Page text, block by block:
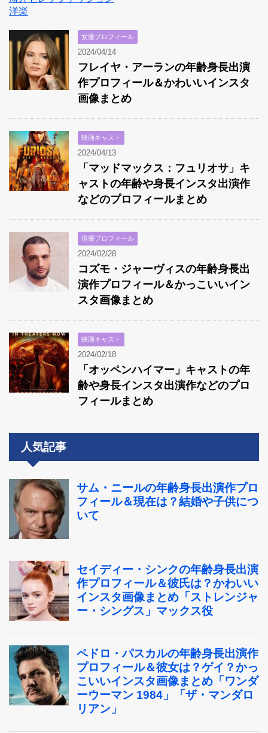
洋楽
女優プロフィール
2024/04/14
フレイヤ・アーランの年齢身長出演
作プロフィール＆かわいいインスタ
画像まとめ
映画キャスト
2024/04/13
「マッドマックス：フュリオサ」キ
ャストの年齢や身長インスタ出演作
などのプロフィールまとめ
俳優プロフィール
2024/02/28
コズモ・ジャーヴィスの年齢身長出
演作プロフィール＆かっこいいイン
スタ画像まとめ
映画キャスト
2024/02/18
「オッペンハイマー」キャストの年
齢や身長インスタ出演作などのプロ
フィールまとめ
人気記事